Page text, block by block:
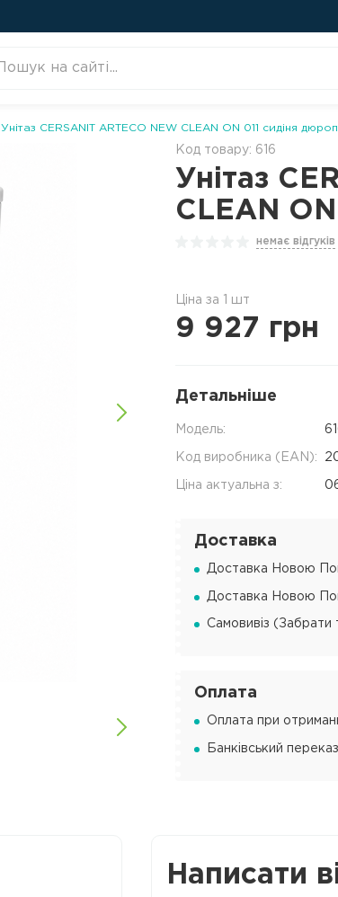
Унітаз CERSANIT ARTECO NEW CLEAN ON 011 сидіня
Код товару: 616
Унітаз
CLEAN
немає відгуків
Ціна за 1 шт
9 927 грн
Детальніше
Модель:
Код виробника (EAN):
Ціна актуальна з:
Доставка
Доставка Новою
Доставка Новою
Самовивіз (Забрати
Оплата
Оплата при
Банківський
Написати